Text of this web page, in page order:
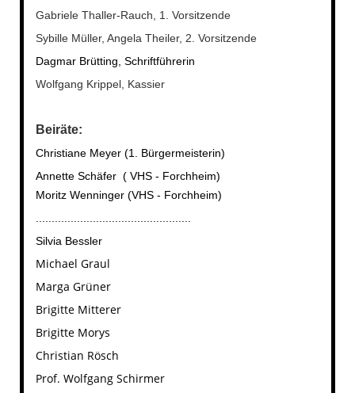
Gabriele Thaller-Rauch, 1. Vorsitzende
Sybille Müller, Angela Theiler, 2. Vorsitzende
Dagmar Brütting, Schriftführerin
Wolfgang Krippel, Kassier
Beiräte:
Christiane Meyer (1. Bürgermeisterin)
Annette Schäfer ( VHS - Forchheim)
Moritz Wenninger (VHS - Forchheim)
.................................................
Silvia Bessler
Michael Graul
Marga Grüner
Brigitte Mitterer
Brigitte Morys
Christian Rösch
Prof. Wolfgang Schirmer